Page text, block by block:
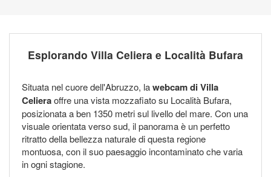
Esplorando Villa Celiera e Località Bufara
Situata nel cuore dell'Abruzzo, lawebcam di Villa
Celieraoffre una vista mozzafiato su Località Bufara,
posizionata a ben 1350 metri sul livello del mare. Con una
visuale orientata verso sud, il panorama è un perfetto
ritratto della bellezza naturale di questa regione
montuosa, con il suo paesaggio incontaminato che varia
in ogni stagione.